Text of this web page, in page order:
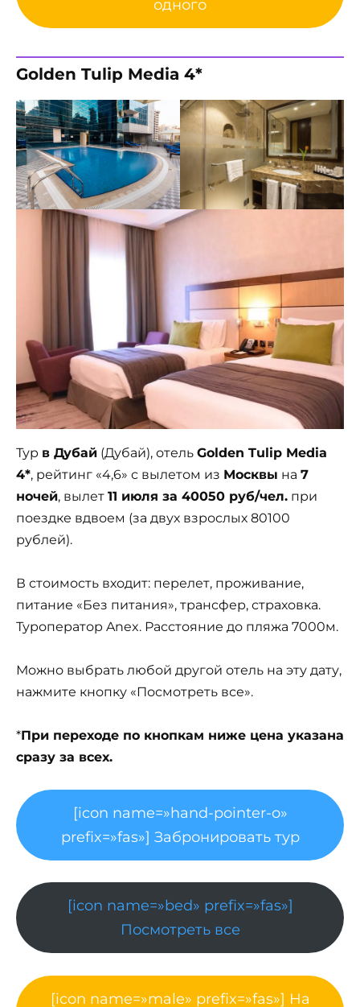
одного
Golden Tulip Media 4*
Тур в Дубай (Дубай), отель Golden Tulip Media
4*, рейтинг «4,6» с вылетом из Москвы на 7
ночей, вылет 11 июля за 40050 руб/чел. при
поездке вдвоем (за двух взрослых 80100
рублей).
В стоимость входит: перелет, проживание,
питание «Без питания», трансфер, страховка.
Туроператор Anex. Расстояние до пляжа 7000м.
Можно выбрать любой другой отель на эту дату,
нажмите кнопку «Посмотреть все».
*При переходе по кнопкам ниже цена указана
сразу за всех.
[icon name=»hand-pointer-o»
prefix=»fas»] Забронировать тур
[icon name=»bed» prefix=»fas»]
Посмотреть все
[icon name=»male» prefix=»fas»] На